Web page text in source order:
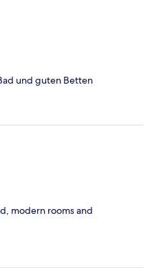
und guten Betten
modern rooms and